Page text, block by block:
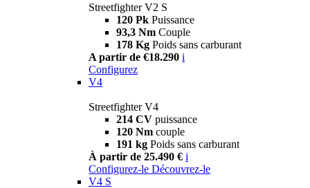
Streetfighter V2 S
120 Pk Puissance
93,3 Nm Couple
178 Kg Poids sans carburant
A partir de €18.290 i
Configurez
V4
Streetfighter V4
214 CV puissance
120 Nm couple
191 kg Poids sans carburant
À partir de 25.490 € i
Configurez-le Découvrez-le
V4 S